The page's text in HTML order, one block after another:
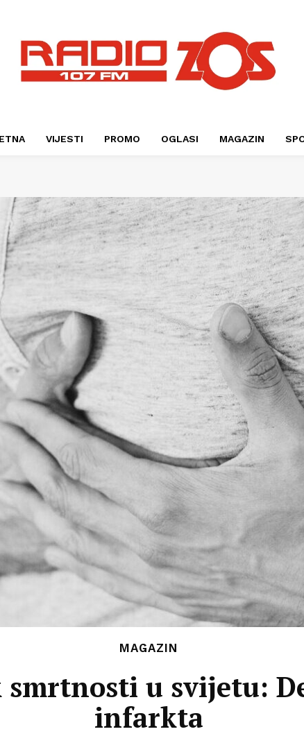
VIJESTI PROMO OGLASI MAGAZIN
MAGAZIN
smrtnosti u svijetu:
infarkta